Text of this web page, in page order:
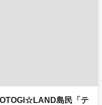
島民「テ